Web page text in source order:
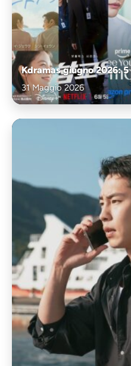
Kdramas giugno 2026:
31 Maggio 2026